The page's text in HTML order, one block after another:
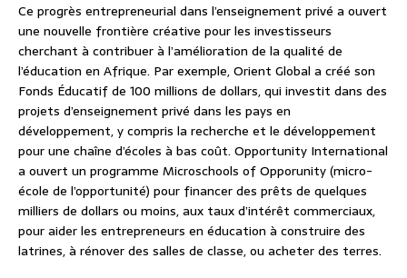
Ce progrès entrepreneurial dans l’enseignement privé a ouvert
une nouvelle frontière créative pour les investisseurs
cherchant à contribuer à l’amélioration de la qualité de
l’éducation en Afrique. Par exemple, Orient Global a créé son
Fonds Éducatif de 100 millions de dollars, qui investit dans des
projets d’enseignement privé dans les pays en
développement, y compris la recherche et le développement
pour une chaîne d’écoles à bas coût. Opportunity International
a ouvert un programme Microschools of Opporunity (micro-
école de l’opportunité) pour financer des prêts de quelques
milliers de dollars ou moins, aux taux d’intérêt commerciaux,
pour aider les entrepreneurs en éducation à construire des
latrines, à rénover des salles de classe, ou acheter des terres.